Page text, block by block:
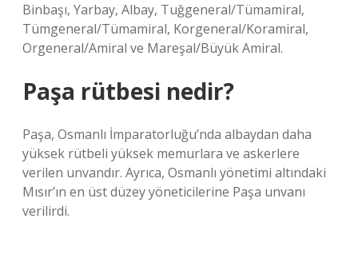
Binbaşı, Yarbay, Albay, Tuğgeneral/Tümamiral,
Tümgeneral/Tümamiral, Korgeneral/Koramiral,
Orgeneral/Amiral ve Mareşal/Büyük Amiral.
Paşa rütbesi nedir?
Paşa, Osmanlı İmparatorluğu’nda albaydan daha
yüksek rütbeli yüksek memurlara ve askerlere
verilen unvandır. Ayrıca, Osmanlı yönetimi altındaki
Mısır’ın en üst düzey yöneticilerine Paşa unvanı
verilirdi.